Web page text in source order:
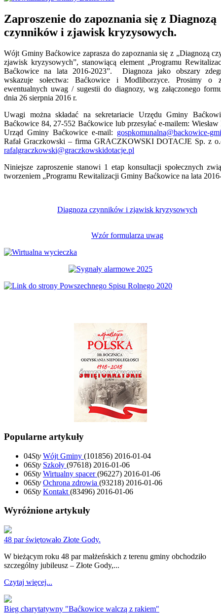
Zaproszenie do zapoznania się z Diagnozą
czynników i zjawisk kryzysowych.
Wójt Gminy Baćkowice zaprasza do zapoznania się z „Diagnozą
zjawisk kryzysowych”, stanowiącą element „Programu
Baćkowice na lata 2016-2023”. Diagnoza jako obszary
wskazuje sołectwa: Baćkowice i Modliborzyce. Prosimy o
ewentualnych uwag / sugestii do diagnozy, wg załączonego
dnia 26 sierpnia 2016 r.
Uwagi można składać na sekretariacie Urzędu Gminy
Baćkowice 84, 27-552 Baćkowice lub przesyłać e-mailem:
Urząd Gminy Baćkowice e-mail: gospkomunalna@backowice-
Rafał Graczkowski – firma GRACZKOWSKI DOTACJE Sp. z
rafalgraczkowski@graczkowskidotacje.pl
Niniejsze zaproszenie stanowi 1 etap konsultacji społecznych
tworzeniem „Programu Rewitalizacji Gminy Baćkowice na lata
Diagnoza czynników i zjawisk kryzysowych
Wzór formularza uwag
Popularne artykuły
04Sty Wójt Gminy (101856) 2016-01-04
06Sty Szkoły (97618) 2016-01-06
06Sty Wirtualny spacer(96227) 2016-01-06
06Sty Ochrona zdrowia (93218) 2016-01-06
06Sty Kontakt (83496) 2016-01-06
Wyróżnione artykuły
48 par świętowało Złote Gody.
W bieżącym roku 48 par małżeńskich z terenu gminy obchodziło
szczególny jubileusz – Złote Gody,...
Czytaj więcej...
Bieg charytatywny "Baćkowice walczą z rakiem"